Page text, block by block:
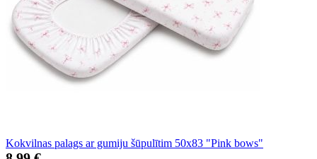
Kokvilnas palags ar gumiju šūpulītim 50x83 "Pink bows"